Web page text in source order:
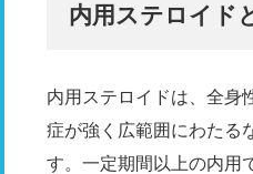
内用ステロイド
内用ステロイドは、全身
症が強く広範囲にわたる
す。一定期間以上の内用